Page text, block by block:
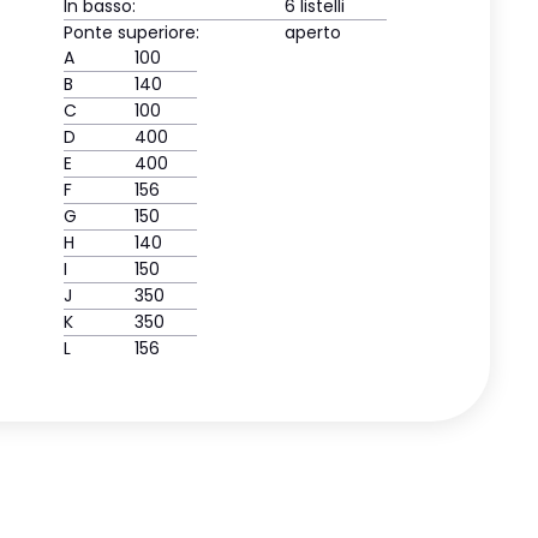
In basso:
6 listelli
Ponte superiore:
aperto
A
100
B
140
C
100
D
400
E
400
F
156
G
150
H
140
I
150
J
350
K
350
L
156